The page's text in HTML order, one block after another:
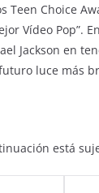
Teen Choice
Vídeo Pop”.
Jackson en
luce más
está